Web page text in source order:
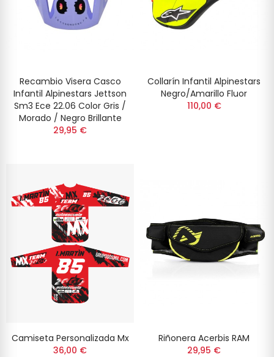
Recambio Visera Casco
Infantil Alpinestars Jettson
Sm3 Ece 22.06 Color Gris /
Morado / Negro Brillante
29,95 €
Collarín Infantil Alpinestars
Negro/Amarillo Fluor
110,00 €
Camiseta Personalizada Mx
36,00 €
Riñonera Acerbis RAM
29,95 €